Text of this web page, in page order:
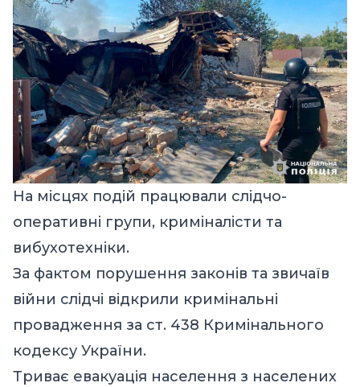
На місцях подій працювали слідчо-
оперативні групи, криміналісти та
вибухотехніки.
За фактом порушення законів та звичаїв
війни слідчі відкрили кримінальні
провадження за ст. 438 Кримінального
кодексу України.
Триває евакуація населення з населених